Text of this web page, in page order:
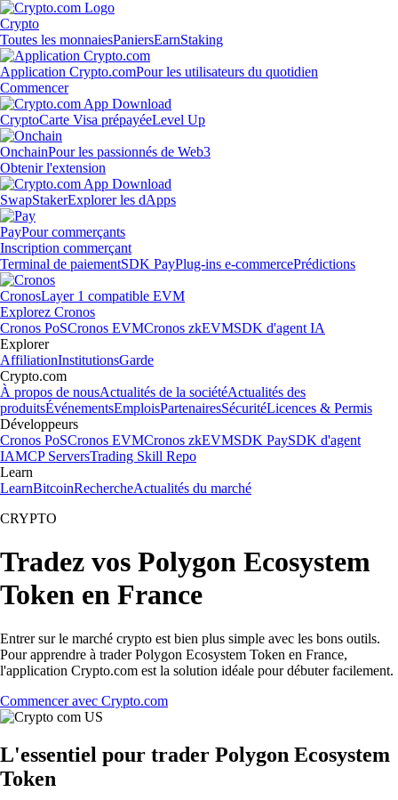
Crypto
Toutes les monnaiesPaniersEarnStaking
Application Crypto.comPour les utilisateurs du quotidien
Commencer
CryptoCarte Visa prépayéeLevel Up
OnchainPour les passionnés de Web3
Obtenir l'extension
SwapStakerExplorer les dApps
PayPour commerçants
Inscription commerçant
Terminal de paiementSDK PayPlug-ins e-commercePrédictions
CronosLayer 1 compatible EVM
Explorez Cronos
Cronos PoSCronos EVMCronos zkEVMSDK d'agent IA
Explorer
AffiliationInstitutionsGarde
Crypto.com
À propos de nousActualités de la sociétéActualités des
produitsÉvénementsEmploisPartenairesSécuritéLicences & Permis
Développeurs
Cronos PoSCronos EVMCronos zkEVMSDK PaySDK d'agent
IAMCP ServersTrading Skill Repo
Learn
LearnBitcoinRechercheActualités du marché
CRYPTO
Tradez vos Polygon Ecosystem
Token en France
Entrer sur le marché crypto est bien plus simple avec les bons outils.
Pour apprendre à trader Polygon Ecosystem Token en France,
l'application Crypto.com est la solution idéale pour débuter facilement.
Commencer avec Crypto.com
L'essentiel pour trader Polygon Ecosystem
Token